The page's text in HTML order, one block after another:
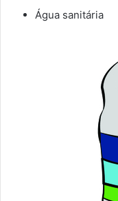
Água sanitária